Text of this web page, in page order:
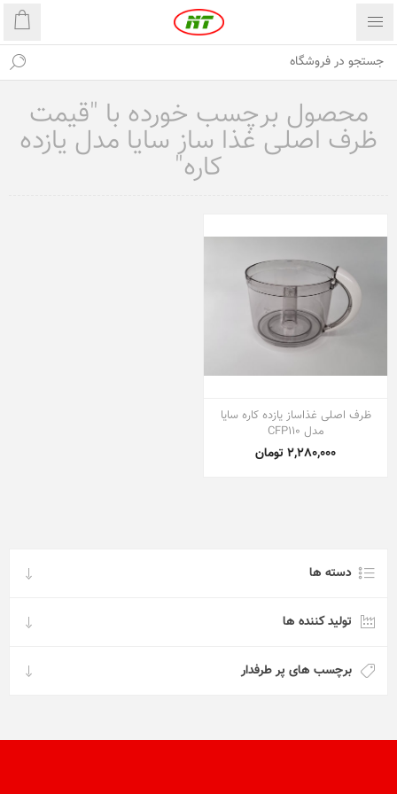
محصول برچسب خورده با "قیمت
ظرف اصلی غذا ساز سایا مدل یازده
کاره"
ظرف اصلی غذاساز یازده کاره سایا
مدل CFP110
2,280,000 تومان
دسته ها
تولید کننده ها
برچسب های پر طرفدار